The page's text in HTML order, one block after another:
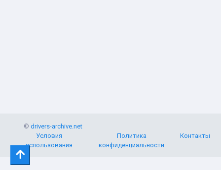
©drivers-archive.net
Условия
использования
Политика
конфиденциальности
Контакты